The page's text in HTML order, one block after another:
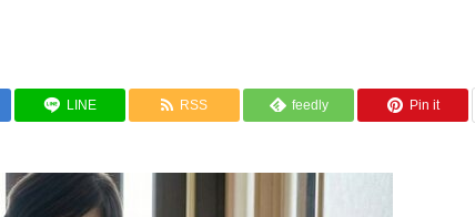
LINE RSS feedly Pin it